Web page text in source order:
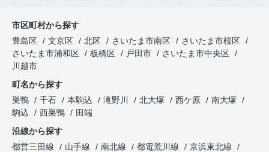
市区町村から探す
豊島区
文京区 北区 さいたま市南区
さいたま市桜区
さいたま市浦和区
板橋区 戸田市
さいたま市中央区
川越市
町名から探す
巣鴨
千石 本駒込 滝野川 北大塚 西ケ原
南大塚
駒込
西巣鴨
田端
沿線から探す
都営三田線
山手線 南北線 都電荒川線
京浜東北線